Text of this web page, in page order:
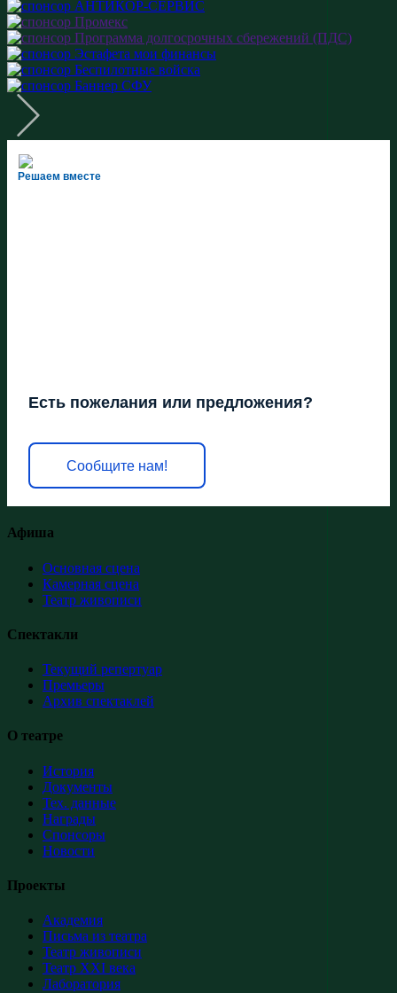
Решаем вместе
Есть пожелания или предложения?
Сообщите нам!
Афиша
Основная сцена
Камерная сцена
Театр живописи
Спектакли
Текущий репертуар
Премьеры
Архив спектаклей
О театре
История
Документы
Тех. данные
Награды
Спонсоры
Новости
Проекты
Академия
Письма из театра
Театр живописи
Театр XXI века
Лаборатория